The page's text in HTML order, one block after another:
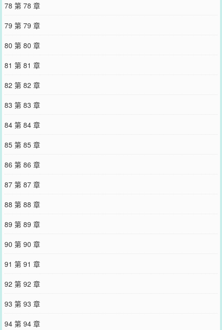
78 第 78 章
79 第 79 章
80 第 80 章
81 第 81 章
82 第 82 章
83 第 83 章
84 第 84 章
85 第 85 章
86 第 86 章
87 第 87 章
88 第 88 章
89 第 89 章
90 第 90 章
91 第 91 章
92 第 92 章
93 第 93 章
94 第 94 章